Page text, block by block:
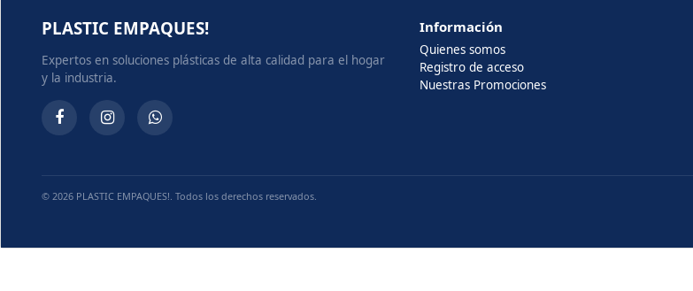
PLASTIC EMPAQUES!
Expertos en soluciones plásticas de alta calidad para el hogar
y la industria.
Información
Quienes somos
Registro de acceso
Nuestras Promociones
© 2026 PLASTIC EMPAQUES!. Todos los derechos reservados.